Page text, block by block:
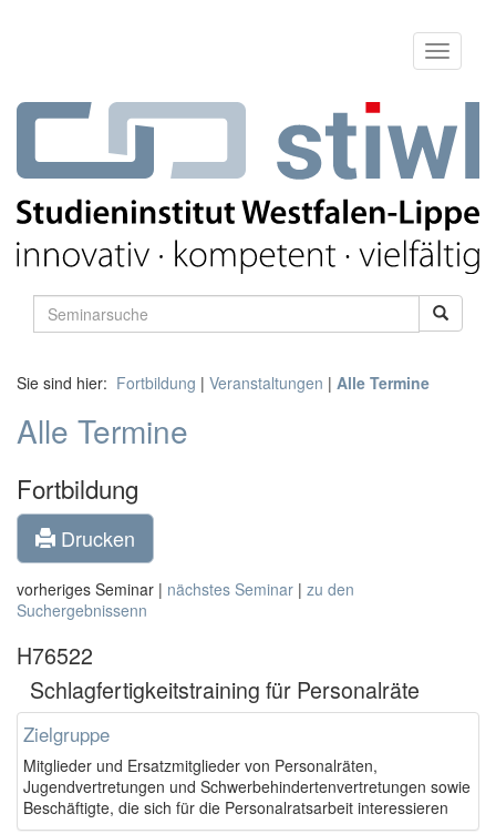
Sie sind hier: Fortbildung | Veranstaltungen | Alle Termine
Alle Termine
Fortbildung
Drucken
vorheriges Seminar | nächstes Seminar | zu den
Suchergebnissenn
H76522
Schlagfertigkeitstraining für Personalräte
Zielgruppe
Mitglieder und Ersatzmitglieder von Personalräten,
Jugendvertretungen und Schwerbehindertenvertretungen sowie
Beschäftigte, die sich für die Personalratsarbeit interessieren